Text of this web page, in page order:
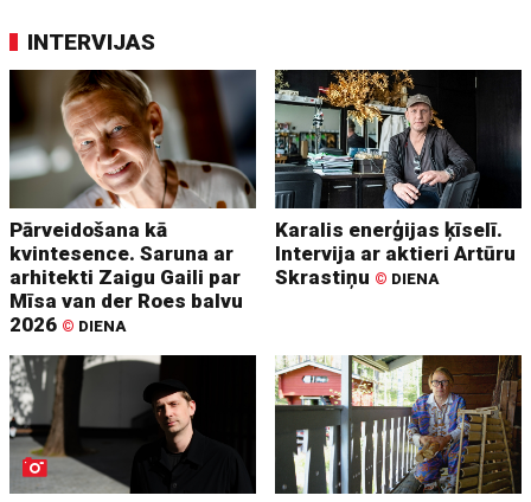
INTERVIJAS
Pārveidošana kā
kvintesence. Saruna ar
arhitekti Zaigu Gaili par
Mīsa van der Roes balvu
2026 © DIENA
Karalis enerģijas ķīselī.
Intervija ar aktieri Artūru
Skrastiņu © DIENA